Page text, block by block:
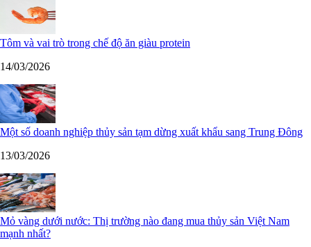
Tôm và vai trò trong chế độ ăn giàu protein
14/03/2026
Một số doanh nghiệp thủy sản tạm dừng xuất khẩu sang Trung Đông
13/03/2026
Mỏ vàng dưới nước: Thị trường nào đang mua thủy sản Việt Nam
mạnh nhất?